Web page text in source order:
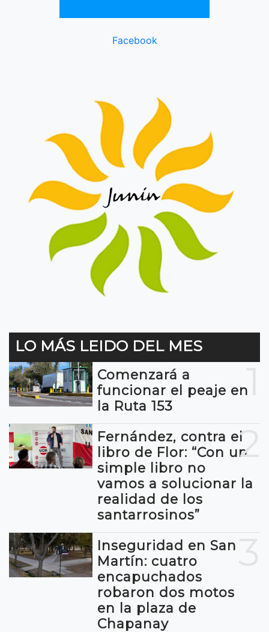
Facebook
LO MÁS LEIDO DEL MES
1
Comenzará a
funcionar el peaje en
la Ruta 153
2
Fernández, contra el
libro de Flor: “Con un
simple libro no
vamos a solucionar la
realidad de los
santarrosinos”
Inseguridad en San
Martín: cuatro
encapuchados
robaron dos motos
en la plaza de
Chapanay